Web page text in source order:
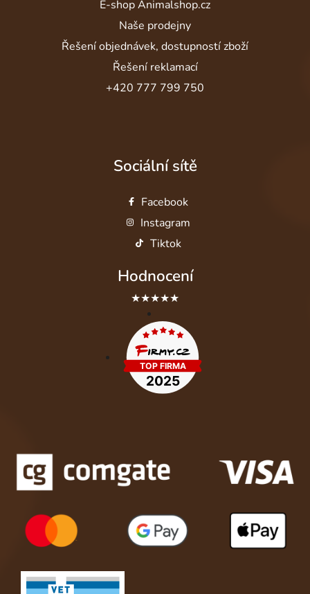
E-shop Animalshop.cz
Naše prodejny
Řešení objednávek, dostupností zboží
Řešení reklamací
+420 777 799 750
Sociální sítě
Facebook
Instagram
Tiktok
Hodnocení
★★★★★